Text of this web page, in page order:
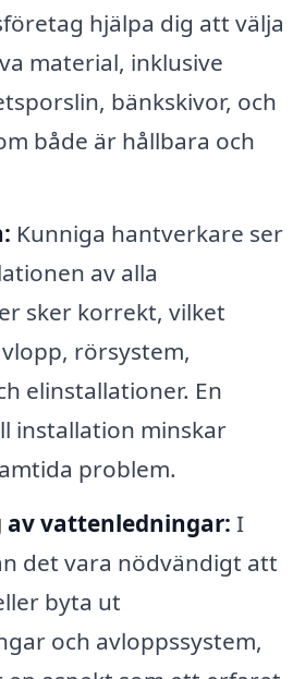
hjälpa dig att välja
material, inklusive
bänkskivor, och
både är hållbara och
Kunniga hantverkare ser
av alla
sker korrekt, vilket
rörsystem,
elinstallationer. En
installation minskar
problem.
av vattenledningar: I
det vara nödvändigt att
byta ut
och avloppssystem,